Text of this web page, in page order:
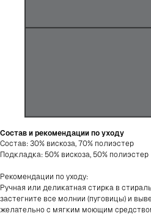
Состав и рекомендации по уходу
Состав: 30% вискоза, 70% полиэстер
Подкладка: 50% вискоза, 50% полиэстер
Рекомендации по уходу:
Ручная или деликатная стирка в
застегните все молнии (пуговицы) и
желательно с мягким моющим
Новинки
Хиты продаж
Sale